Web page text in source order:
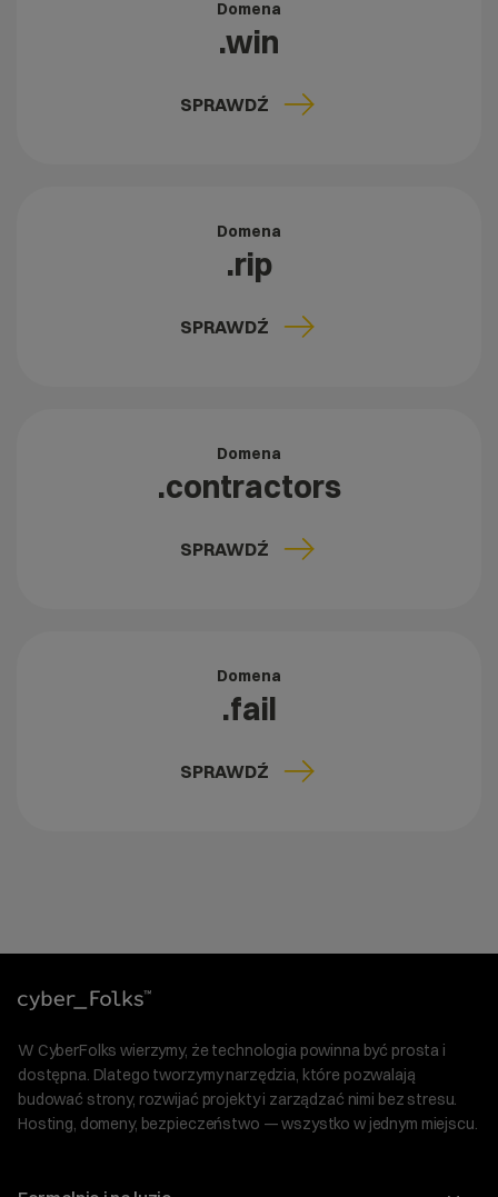
Domena
.win
SPRAWDŹ
Domena
.rip
SPRAWDŹ
Domena
.contractors
SPRAWDŹ
Domena
.fail
SPRAWDŹ
W CyberFolks wierzymy, że technologia powinna być prosta i
dostępna. Dlatego tworzymy narzędzia, które pozwalają
budować strony, rozwijać projekty i zarządzać nimi bez stresu.
Hosting, domeny, bezpieczeństwo — wszystko w jednym miejscu.